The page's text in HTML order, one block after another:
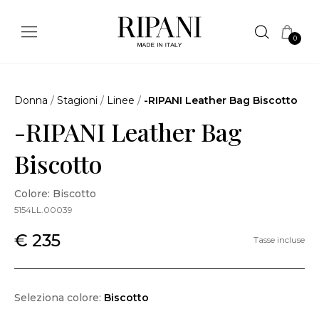
0
Donna / Stagioni / Linee / -RIPANI Leather Bag Biscotto
-RIPANI Leather Bag
Biscotto
Colore: Biscotto
5154LL.00039
€ 235 Tasse incluse
Seleziona colore: Biscotto